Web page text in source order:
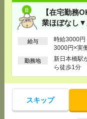
【在宅勤務
業ほぼなし▼
給与
時給3000
3000円×実
を保証する
与即受取り
勤務地
新日本橋駅
ら徒歩1分
スキップ
歩1分
時給1900円＊9-16
給与データ入力な
[給 与]時給1900円＋交
～ ■給与の前払いが可能
[交通費]交通費支給あり
[勤務地]志村坂上駅から徒
20分